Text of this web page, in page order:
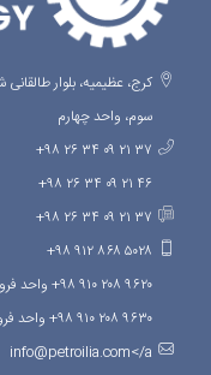
کرج، عظیمیه، بلوار
سوم، واحد چهارم
۳۷ ۲۱ ۰۹ ۳۴ ۲۶ ۹۸+
۴۶ ۲۱ ۰۹ ۳۴ ۲۶ ۹۸+
۳۷ ۲۱ ۰۹ ۳۴ ۲۶ ۹۸+
۵۰۲۸ ۸۶۸ ۹۱۲ ۹۸+
۹۶۲۰ ۲۰۸ ۹۱۰ ۹۸+ واحد فروش
۹۶۳۰ ۲۰۸ ۹۱۰ ۹۸+ واحد فروش
info@petroilia.com</a